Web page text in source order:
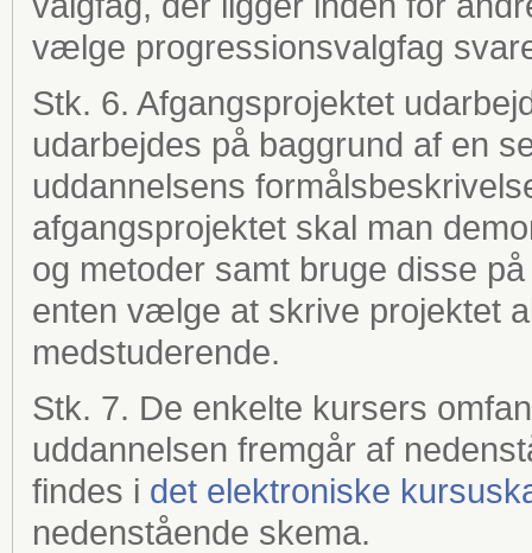
vælge progressionsvalgfag
Stk. 6. Afgangsprojektet
udarbejdes på baggrund af en
uddannelsens
afgangsprojektet skal man
og metoder samt bruge disse
enten vælge at skrive projektet
medstuderende.
Stk. 7. De enkelte kursers
uddannelsen fremgår af
findes i det elektroniske
nedenstående skema.